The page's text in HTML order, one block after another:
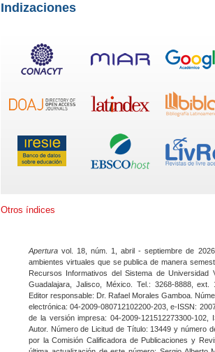
Indizaciones
Otros índices
Apertura vol. 18, núm. 1, abril - septiembre de
ambientes virtuales que se publica de manera
Recursos Informativos del Sistema de
Guadalajara, Jalisco, México. Tel.: 3268-8888,
Editor responsable: Dr. Rafael Morales Gamboa.
electrónica: 04-2009-080712102200-203, e-ISSN:
de la versión impresa: 04-2009-121512273300-
Autor. Número de Licitud de Título: 13449 y número
por la Comisión Calificadora de Publicaciones y